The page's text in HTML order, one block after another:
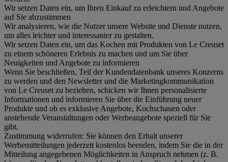
Wir setzen Daten ein, um Ihren Einkauf zu erleichtern und Angebote
auf Sie abzustimmen
Wir analysieren, wie die Nutzer unsere Website und Dienste nutzen,
um alles leichter und interessanter zu gestalten.
Wir setzen Daten ein, um das Kochen mit Produkten von Le Creuset
zu einem schöneren Erlebnis zu machen und um Sie über
Neuigkeiten und Angebote zu informieren
Wenn Sie beschließen, Teil der Kundendatenbank unseres Konzerns
zu werden und den Newsletter und die Marketingkommunikation
von Le Creuset zu beziehen, schicken wir Ihnen personalisierte
Informationen und informieren Sie über die Einführung neuer
Produkte und ob es exklusive Angebote, Kochschauen oder
anstehende Veranstaltungen oder Werbeangebote speziell für Sie
gibt.
Zustimmung widerrufen: Sie können den Erhalt unserer
Werbemitteilungen jederzeit kostenlos beenden, indem Sie die in der
Mitteilung angegebenen Möglichkeiten in Anspruch nehmen (z. B.